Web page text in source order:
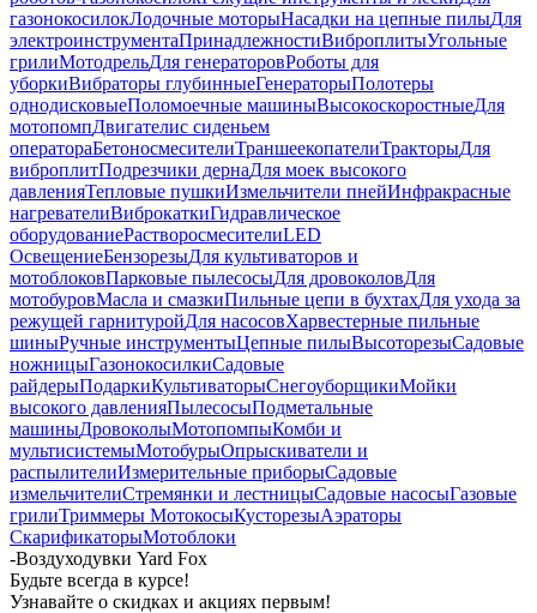
газонокосилокЛодочные моторыНасадки на цепные пилыДля
электроинструментаПринадлежностиВиброплитыУгольные
грилиМотодрельДля генераторовРоботы для
уборкиВибраторы глубинныеГенераторыПолотеры
однодисковыеПоломоечные машиныВысокоскоростныеДля
мотопомпДвигателис сиденьем
оператораБетоносмесителиТраншеекопателиТракторыДля
виброплитПодрезчики дернаДля моек высокого
давленияТепловые пушкиИзмельчители пнейИнфракрасные
нагревателиВиброкаткиГидравлическое
оборудованиеРастворосмесителиLED
ОсвещениеБензорезыДля культиваторов и
мотоблоковПарковые пылесосыДля дровоколовДля
мотобуровМасла и смазкиПильные цепи в бухтахДля ухода за
режущей гарнитуройДля насосовХарвестерные пильные
шиныРучные инструментыЦепные пилыВысоторезыСадовые
ножницыГазонокосилкиСадовые
райдерыПодаркиКультиваторыСнегоуборщикиМойки
высокого давленияПылесосыПодметальные
машиныДровоколыМотопомпыКомби и
мультисистемыМотобурыОпрыскиватели и
распылителиИзмерительные приборыСадовые
измельчителиСтремянки и лестницыСадовые насосыГазовые
грилиТриммеры МотокосыКусторезыАэраторы
СкарификаторыМотоблоки
-Воздуходувки Yard Fox
Будьте всегда в курсе!
Узнавайте о скидках и акциях первым!